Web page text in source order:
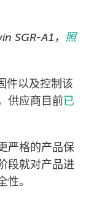
SGR-A1， 照
件以及控制该
供应商目前已
严格的产品保
段就对产品进
。